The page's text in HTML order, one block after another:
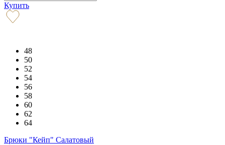
Купить
48
50
52
54
56
58
60
62
64
Брюки "Кейп" Салатовый